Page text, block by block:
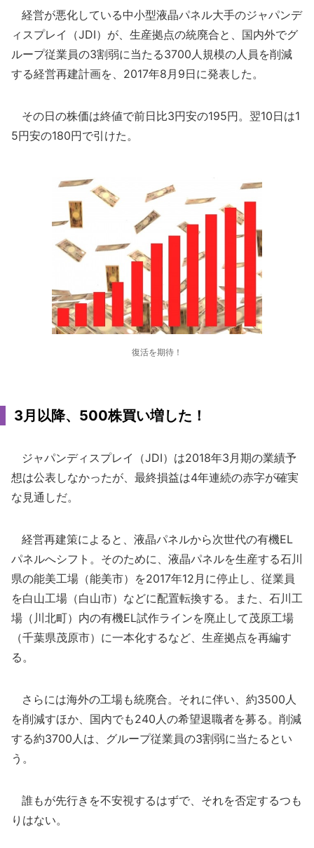
経営が悪化している中小型液晶パネル大手のジャパンデ
ィスプレイ（JDI）が、生産拠点の統廃合と、国内外でグ
ループ従業員の3割弱に当たる3700人規模の人員を削減
する経営再建計画を、2017年8月9日に発表した。
その日の株価は終値で前日比3円安の195円。翌10日は1
5円安の180円で引けた。
復活を期待！
3月以降、500株買い増した！
ジャパンディスプレイ（JDI）は2018年3月期の業績予
想は公表しなかったが、最終損益は4年連続の赤字が確実
な見通しだ。
経営再建策によると、液晶パネルから次世代の有機EL
パネルへシフト。そのために、液晶パネルを生産する石川
県の能美工場（能美市）を2017年12月に停止し、従業員
を白山工場（白山市）などに配置転換する。また、石川工
場（川北町）内の有機EL試作ラインを廃止して茂原工場
（千葉県茂原市）に一本化するなど、生産拠点を再編す
る。
さらには海外の工場も統廃合。それに伴い、約3500人
を削減すほか、国内でも240人の希望退職者を募る。削減
する約3700人は、グループ従業員の3割弱に当たるとい
う。
誰もが先行きを不安視するはずで、それを否定するつも
りはない。